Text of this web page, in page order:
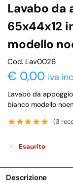
Lavabo da
65x44x12
modello
Cod. Lav0026
€ 0,00 iva
Lavabo da
bianco modello
(3
Esaurito
Descrizione